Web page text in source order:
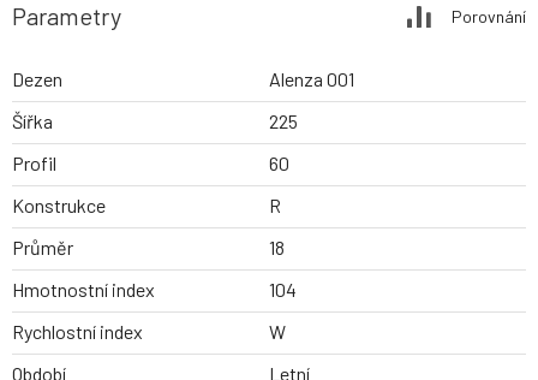
Parametry Porovnání
Dezen
Alenza 001
Šířka
225
Profil
60
Konstrukce
R
Průměr
18
Hmotnostní index
104
Rychlostní index
W
Období
Letní